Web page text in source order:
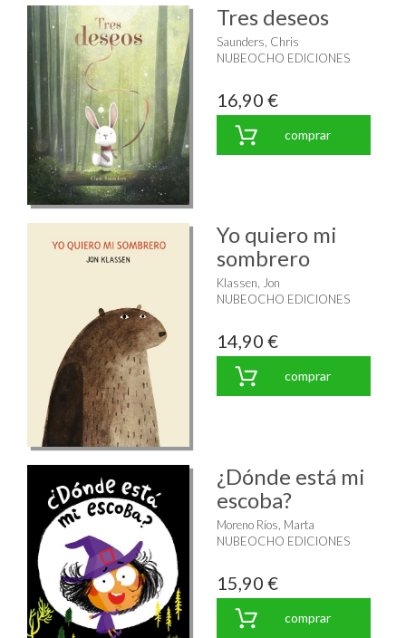
Tres deseos
Saunders, Chris
NUBEOCHO EDICIONES
16,90 €
comprar
Yo quiero mi
sombrero
Klassen, Jon
NUBEOCHO EDICIONES
14,90 €
comprar
¿Dónde está mi
escoba?
Moreno Ríos, Marta
NUBEOCHO EDICIONES
15,90 €
comprar